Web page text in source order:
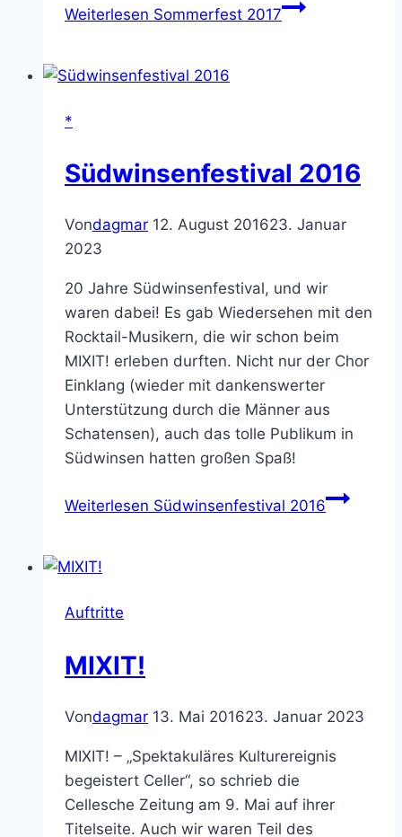
Weiterlesen Sommerfest 2017
*
Südwinsenfestival 2016
Vondagmar 12. August 201623. Januar
2023
20 Jahre Südwinsenfestival, und wir
waren dabei! Es gab Wiedersehen mit den
Rocktail-Musikern, die wir schon beim
MIXIT! erleben durften. Nicht nur der Chor
Einklang (wieder mit dankenswerter
Unterstützung durch die Männer aus
Schatensen), auch das tolle Publikum in
Südwinsen hatten großen Spaß!
Weiterlesen Südwinsenfestival 2016
Auftritte
MIXIT!
Vondagmar 13. Mai 201623. Januar 2023
MIXIT! – „Spektakuläres Kulturereignis
begeistert Celler“, so schrieb die
Cellesche Zeitung am 9. Mai auf ihrer
Titelseite. Auch wir waren Teil des